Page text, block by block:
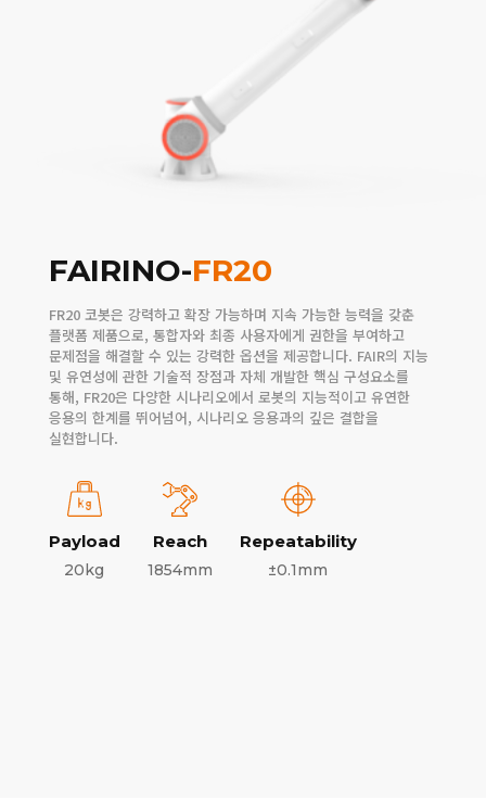
FAIRINO-FR20
FR20 코봇은 강력하고 확장 가능하며 지속 가능한 능력을 갖춘
플랫폼 제품으로, 통합자와 최종 사용자에게 권한을 부여하고
문제점을 해결할 수 있는 강력한 옵션을 제공합니다. FAIR의 지능
및 유연성에 관한 기술적 장점과 자체 개발한 핵심 구성요소를
통해, FR20은 다양한 시나리오에서 로봇의 지능적이고 유연한
응용의 한계를 뛰어넘어, 시나리오 응용과의 깊은 결합을
실현합니다.
Payload
20kg
Reach
1854mm
Repeatability
±0.1mm